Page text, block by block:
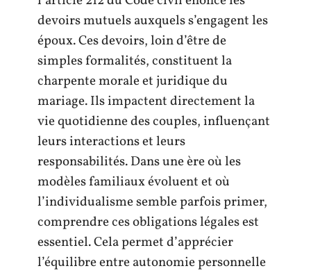
devoirs mutuels auxquels s’engagent les
époux. Ces devoirs, loin d’être de
simples formalités, constituent la
charpente morale et juridique du
mariage. Ils impactent directement la
vie quotidienne des couples, influençant
leurs interactions et leurs
responsabilités. Dans une ère où les
modèles familiaux évoluent et où
l’individualisme semble parfois primer,
comprendre ces obligations légales est
essentiel. Cela permet d’apprécier
l’équilibre entre autonomie personnelle